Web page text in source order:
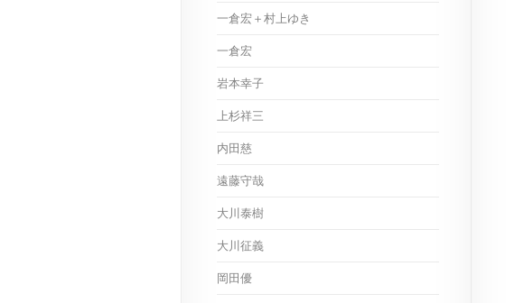
一倉宏＋村上ゆき
一倉宏
岩本幸子
上杉祥三
内田慈
遠藤守哉
大川泰樹
大川征義
岡田優